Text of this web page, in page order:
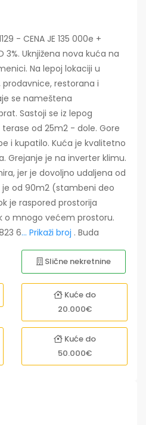
- CENA JE 135 000e +
3%. Uknjižena nova kuća na
Na lepoj lokaciji u
restorana i
se nameštena
Sastoji se iz lepog
od 25m2 - dole. Gore
i kupatilo. Kuća je kvalitetno
Grejanje je na inverter klimu.
jer je dovoljno udaljena od
od 90m2 (stambeni deo
je raspored prostorija
o mnogo većem prostoru.
6... Prikaži broj . Buda
Slične nekretnine
Kuće do
20.000€
Kuće do
50.000€